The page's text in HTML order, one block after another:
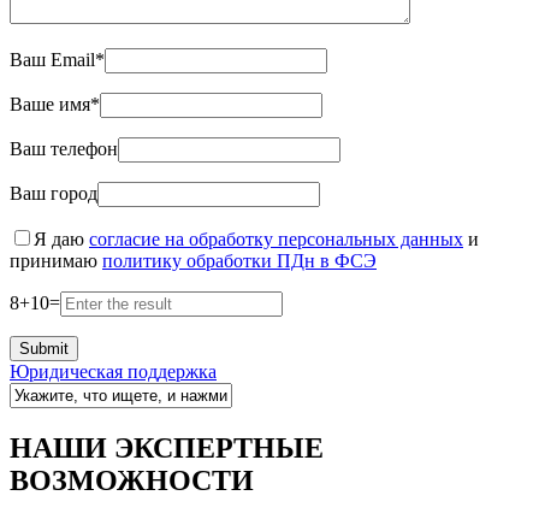
Ваш Email*
Ваше имя*
Ваш телефон
Ваш город
Я даю согласие на обработку персональных данных и
принимаю политику обработки ПДн в ФСЭ
8+10=
Юридическая поддержка
НАШИ ЭКСПЕРТНЫЕ
ВОЗМОЖНОСТИ